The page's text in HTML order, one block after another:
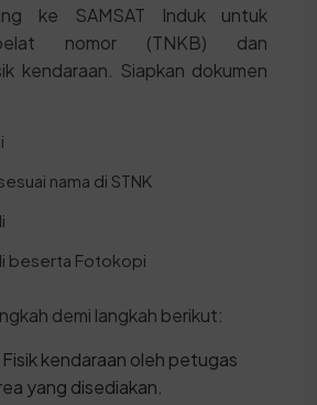
ke SAMSAT Induk untuk
nomor (TNKB) dan
kendaraan. Siapkan dokumen
nama di STNK
beserta Fotokopi
demi langkah berikut:
kendaraan oleh petugas
yang disediakan.